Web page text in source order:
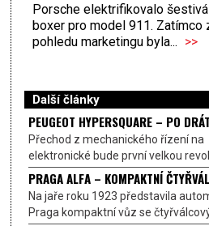
Porsche elektrifikovalo
boxer pro model 911. Zatímco
pohledu marketingu byla... >>
Další články
PEUGEOT HYPERSQUARE – PO
Přechod z mechanického řízení na
elektronické bude první velkou
PRAGA ALFA – KOMPAKTNÍ
Na jaře roku 1923 představila
Praga kompaktní vůz se